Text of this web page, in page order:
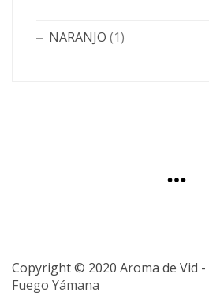
NARANJO (1)
Copyright © 2020 Aroma de Vid -
Fuego Yámana